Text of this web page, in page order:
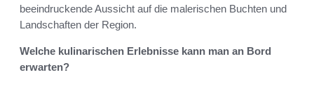
beeindruckende Aussicht auf die malerischen Buchten und
Landschaften der Region.
Welche kulinarischen Erlebnisse kann man an Bord
erwarten?